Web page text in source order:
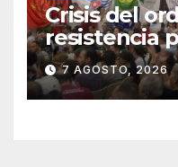
Crisis del
resistencia
el inicio de
Continental
7 AGOSTO, 2026